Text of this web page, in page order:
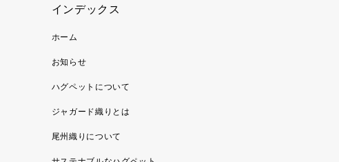
インデックス
ホーム
お知らせ
ハグペットについて
ジャガード織りとは
尾州織りについて